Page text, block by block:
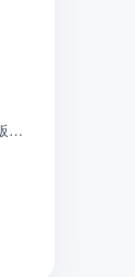
临床研究协调员（CRC）简历范文（含模板和详细案例）